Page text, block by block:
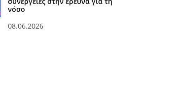
νόσο
08.06.2026